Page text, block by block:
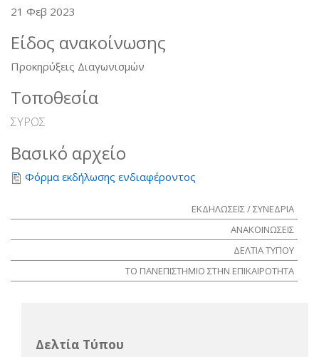
21 Φεβ 2023
Είδος ανακοίνωσης
Προκηρύξεις Διαγωνισμών
Τοποθεσία
ΣΥΡΟΣ
Βασικό αρχείο
Φόρμα εκδήλωσης ενδιαφέροντος
ΕΚΔΗΛΩΣΕΙΣ / ΣΥΝΕΔΡΙΑ
ΑΝΑΚΟΙΝΩΣΕΙΣ
ΔΕΛΤΙΑ ΤΥΠΟΥ
ΤΟ ΠΑΝΕΠΙΣΤΗΜΙΟ ΣΤΗΝ ΕΠΙΚΑΙΡΟΤΗΤΑ
Δελτία Τύπου